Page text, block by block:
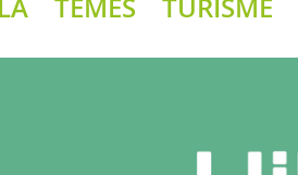
TEMES TURISME